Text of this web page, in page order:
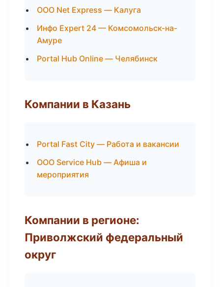
ООО Net Express — Калуга
Инфо Expert 24 — Комсомольск-на-
Амуре
Portal Hub Online — Челябинск
Компании в Казань
Portal Fast City — Работа и вакансии
ООО Service Hub — Афиша и
мероприятия
Компании в регионе:
Приволжский федеральный
округ